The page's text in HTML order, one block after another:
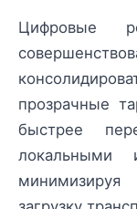
Цифровые
прозрачные
быстрее
локальными